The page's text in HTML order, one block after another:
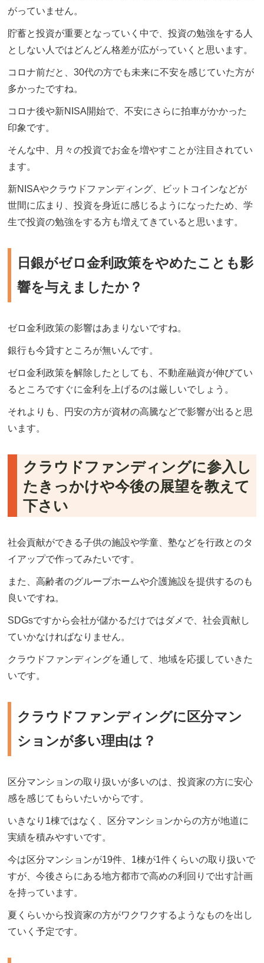
がっていません。
貯蓄と投資が重要となっていく中で、投資の勉強をする人
としない人ではどんどん格差が広がっていくと思います。
コロナ前だと、30代の方でも未来に不安を感じていた方が
多かったですね。
コロナ後や新NISA開始で、不安にさらに拍車がかかった
印象です。
そんな中、月々の投資でお金を増やすことが注目されてい
ます。
新NISAやクラウドファンディング、ビットコインなどが
世間に広まり、投資を身近に感じるようになったため、学
生で投資の勉強をする方も増えてきていると思います。
日銀がゼロ金利政策をやめたことも影
響を与えましたか？
ゼロ金利政策の影響はあまりないですね。
銀行も今貸すところが無いんです。
ゼロ金利政策を解除したとしても、不動産融資が伸びてい
るところですぐに金利を上げるのは厳しいでしょう。
それよりも、円安の方が資材の高騰などで影響が出ると思
います。
クラウドファンディングに参入し
たきっかけや今後の展望を教えて
下さい
社会貢献ができる子供の施設や学童、塾などを行政とのタ
イアップで作ってみたいです。
また、高齢者のグループホームや介護施設を提供するのも
良いですね。
SDGsですから会社が儲かるだけではダメで、社会貢献し
ていかなければなりません。
クラウドファンディングを通して、地域を応援していきた
いです。
クラウドファンディングに区分マン
ションが多い理由は？
区分マンションの取り扱いが多いのは、投資家の方に安心
感を感じてもらいたいからです。
いきなり1棟ではなく、区分マンションからの方が地道に
実績を積みやすいです。
今は区分マンションが19件、1棟が1件くらいの取り扱いで
すが、今後さらにある地方都市で高めの利回りで出す計画
を持っています。
夏くらいから投資家の方がワクワクするようなものを出し
ていく予定です。